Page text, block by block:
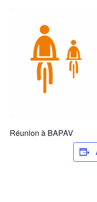
Réunion à BAPAV